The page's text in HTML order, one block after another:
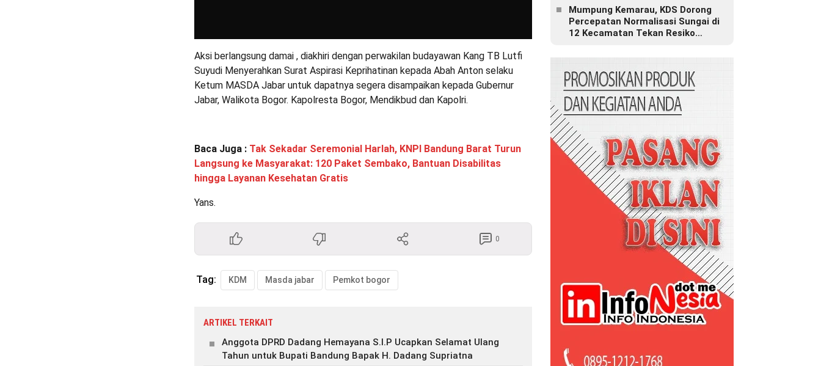
Aksi berlangsung damai , diakhiri dengan perwakilan budayawan Kang TB Lutfi
Suyudi Menyerahkan Surat Aspirasi Keprihatinan kepada Abah Anton selaku
Ketum MASDA Jabar untuk dapatnya segera disampaikan kepada Gubernur
Jabar, Walikota Bogor. Kapolresta Bogor, Mendikbud dan Kapolri.
Baca Juga : Tak Sekadar Seremonial Harlah, KNPI Bandung Barat Turun
Langsung ke Masyarakat: 120 Paket Sembako, Bantuan Disabilitas
hingga Layanan Kesehatan Gratis
Yans.
0
Tag: KDM Masda jabar Pemkot bogor
ARTIKEL TERKAIT
Anggota DPRD Dadang Hemayana S.I.P Ucapkan Selamat Ulang
Tahun untuk Bupati Bandung Bapak H. Dadang Supriatna
Disabilitas hingga Layanan
Kesehatan Gratis
Mumpung Kemarau, KDS Dorong
Percepatan Normalisasi Sungai di
12 Kecamatan Tekan Resiko